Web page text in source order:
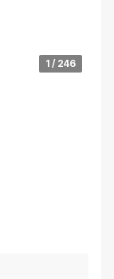
1 / 246